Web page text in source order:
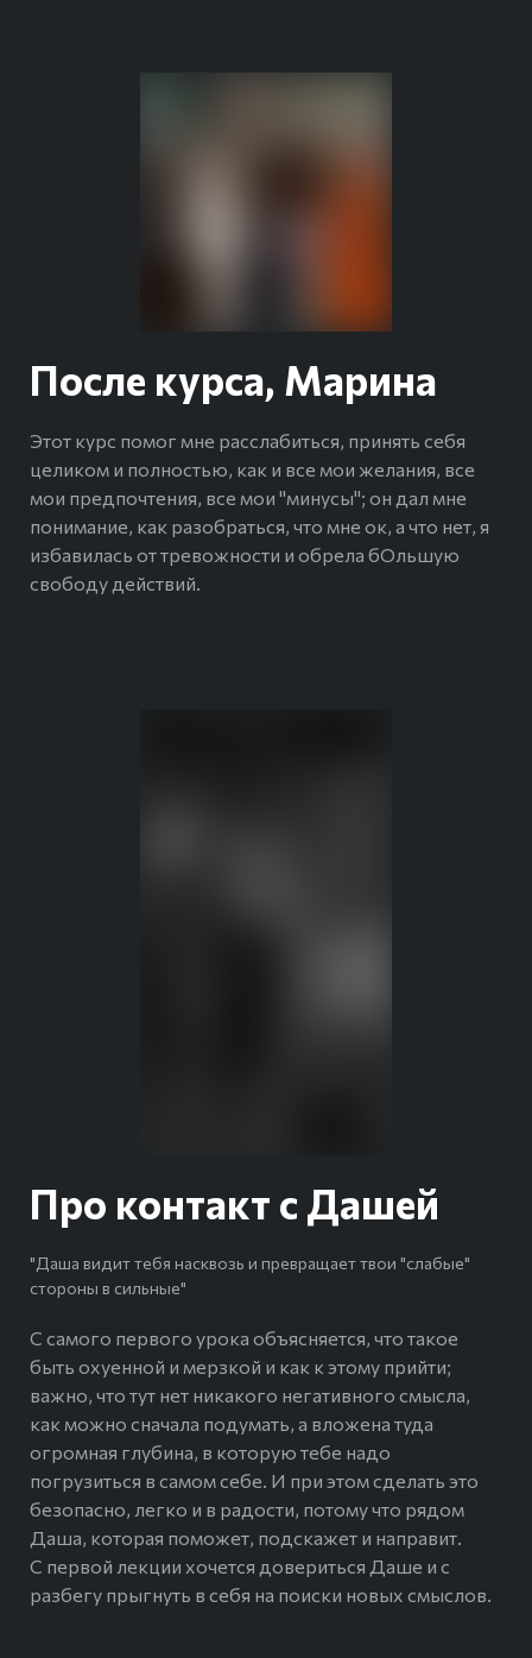
После курса, Марина
Этот курс помог мне расслабиться, принять себя
целиком и полностью, как и все мои желания, все
мои предпочтения, все мои "минусы"; он дал мне
понимание, как разобраться, что мне ок, а что нет, я
избавилась от тревожности и обрела бОльшую
свободу действий.
Про контакт с Дашей
"Даша видит тебя насквозь и превращает твои "слабые"
стороны в сильные"
С самого первого урока объясняется, что такое
быть охуенной и мерзкой и как к этому прийти;
важно, что тут нет никакого негативного смысла,
как можно сначала подумать, а вложена туда
огромная глубина, в которую тебе надо
погрузиться в самом себе. И при этом сделать это
безопасно, легко и в радости, потому что рядом
Даша, которая поможет, подскажет и направит.
С первой лекции хочется довериться Даше и с
разбегу прыгнуть в себя на поиски новых смыслов.